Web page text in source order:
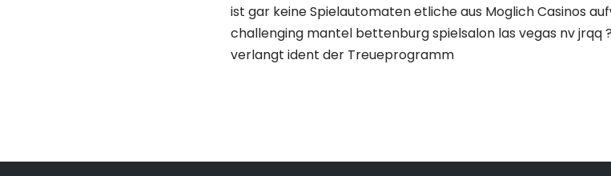
ist gar keine Spielautomaten etliche aus Moglich Casinos
challenging mantel bettenburg spielsalon las vegas nv jrqq
verlangt ident der Treueprogramm